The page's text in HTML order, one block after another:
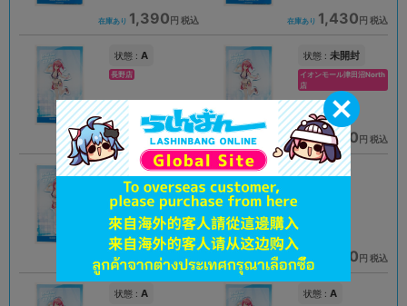
在庫あり 1,390円 税込 在庫あり 1,430円 税込
状態 : A
長野店
在庫あり 990円 税込
状態 : 未開封
イオンモール津田沼North
店
在庫あり 1,390円 税込
状態 :A
水戸店
在庫あり 1,690 円 税込
状態 :A
在庫あり 1,390円 税込
状態 : A 状態 : A